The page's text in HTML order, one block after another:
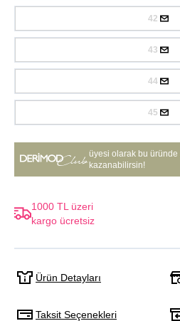
42
43
44
45
üyesi olarak bu üründe
kazanabilirsin!
1000 TL üzeri
kargo ücretsiz
Ürün Detayları
Taksit Seçenekleri